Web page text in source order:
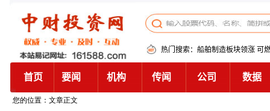
您的位置：文章正文